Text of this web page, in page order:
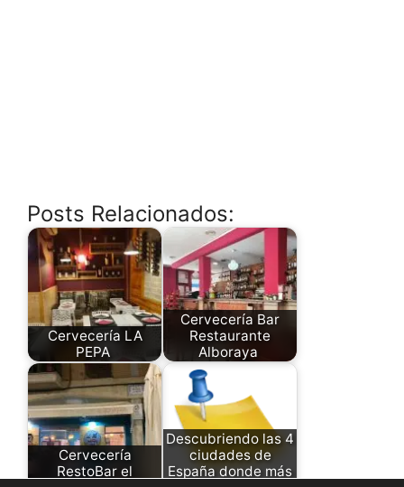
Posts Relacionados:
Cervecería LA
PEPA
Cervecería Bar
Restaurante
Alboraya
Cervecería
RestoBar el
Descubriendo las 4
ciudades de
España donde más